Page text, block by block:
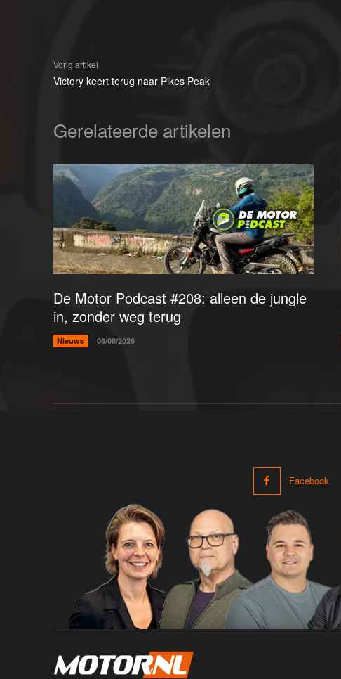
Vorig artikel
Victory keert terug naar Pikes Peak
Gerelateerde artikelen
De Motor Podcast #208: alleen de jungle
in, zonder weg terug
Nieuws 06/08/2026
Facebook